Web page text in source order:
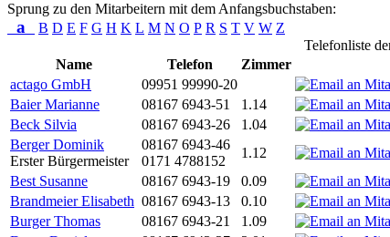
Sprung zu den Mitarbeitern mit dem Anfangsbuchstaben:
a B D E F G H K L M N O P R S T V W Z
Telefonliste
Name
Telefon Zimmer
actago GmbH
09951 99990-20
Baier Marianne
08167 6943-51 1.14
Beck Silvia
08167 6943-26 1.04
Berger Dominik
Erster Bürgermeister
08167 6943-46
0171 4788152
1.12
Best Susanne
08167 6943-19 0.09
Brandmeier Elisabeth 08167 6943-13 0.10
Burger Thomas
08167 6943-21 1.09